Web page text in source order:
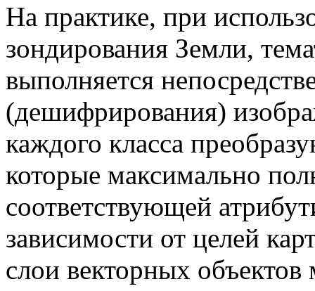
На практике, при
зондирования Земли,
выполняется
(дешифрирования)
каждого класса
которые максимально
соответствующей
зависимости от целей
слои векторных